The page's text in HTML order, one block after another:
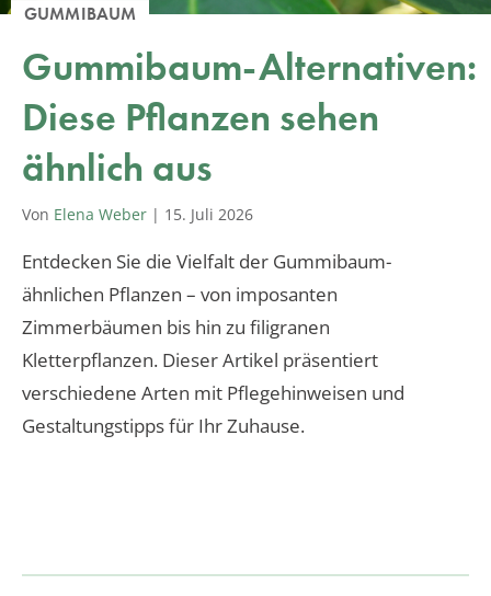
GUMMIBAUM
Gummibaum-Alternativen:
Diese Pflanzen sehen
ähnlich aus
Von Elena Weber | 15. Juli 2026
Entdecken Sie die Vielfalt der Gummibaum-
ähnlichen Pflanzen – von imposanten
Zimmerbäumen bis hin zu filigranen
Kletterpflanzen. Dieser Artikel präsentiert
verschiedene Arten mit Pflegehinweisen und
Gestaltungstipps für Ihr Zuhause.